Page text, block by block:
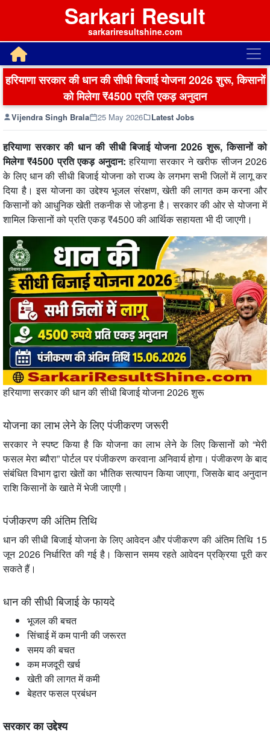
Sarkari Result
sarkariresultshine.com
हरियाणा सरकार की धान की सीधी बिजाई योजना 2026 शुरू, किसानों
को मिलेगा ₹4500 प्रति एकड़ अनुदान
Vijendra Singh Brala 25 May 2026 Latest Jobs
हरियाणा सरकार की धान की सीधी बिजाई योजना 2026 शुरू, किसानों को
मिलेगा ₹4500 प्रति एकड़ अनुदान: हरियाणा सरकार ने खरीफ सीजन 2026
के लिए धान की सीधी बिजाई योजना को राज्य के लगभग सभी जिलों में लागू कर
दिया है। इस योजना का उद्देश्य भूजल संरक्षण, खेती की लागत कम करना और
किसानों को आधुनिक खेती तकनीक से जोड़ना है। सरकार की ओर से योजना में
शामिल किसानों को प्रति एकड़ ₹4500 की आर्थिक सहायता भी दी जाएगी।
हरियाणा सरकार की धान की सीधी बिजाई योजना 2026 शुरू
योजना का लाभ लेने के लिए पंजीकरण जरूरी
सरकार ने स्पष्ट किया है कि योजना का लाभ लेने के लिए किसानों को “मेरी
फसल मेरा ब्यौरा” पोर्टल पर पंजीकरण करवाना अनिवार्य होगा। पंजीकरण के बाद
संबंधित विभाग द्वारा खेतों का भौतिक सत्यापन किया जाएगा, जिसके बाद अनुदान
राशि किसानों के खाते में भेजी जाएगी।
पंजीकरण की अंतिम तिथि
धान की सीधी बिजाई योजना के लिए आवेदन और पंजीकरण की अंतिम तिथि 15
जून 2026 निर्धारित की गई है। किसान समय रहते आवेदन प्रक्रिया पूरी कर
सकते हैं।
धान की सीधी बिजाई के फायदे
भूजल की बचत
सिंचाई में कम पानी की जरूरत
समय की बचत
कम मजदूरी खर्च
खेती की लागत में कमी
बेहतर फसल प्रबंधन
सरकार का उद्देश्य